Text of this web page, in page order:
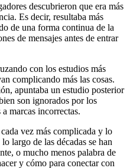
descubrieron que era más
Es decir, resultaba más
de una forma continua de la
de mensajes antes de entrar
con los estudios más
complicando más las cosas.
apuntaba un estudio posterior
son ignorados por los
marcas incorrectas.
vez más complicada y lo
largo de las décadas se han
o mucho menos palabra de
y cómo para conectar con